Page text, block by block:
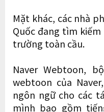
Mặt khác, các nhà
Quốc đang tìm
trường toàn cầu.
Naver Webtoon,
webtoon của
ngôn ngữ cho các
mình bao gồm